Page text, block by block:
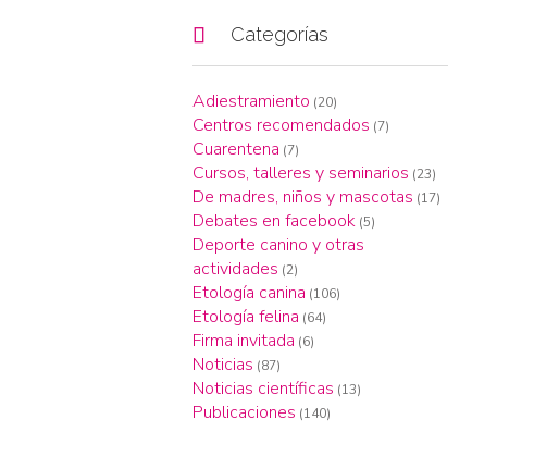
 Categorías
Adiestramiento (20)
Centros recomendados (7)
Cuarentena (7)
Cursos, talleres y seminarios (23)
De madres, niños y mascotas (17)
Debates en facebook (5)
Deporte canino y otras
actividades (2)
Etología canina (106)
Etología felina (64)
Firma invitada (6)
Noticias (87)
Noticias científicas (13)
Publicaciones (140)